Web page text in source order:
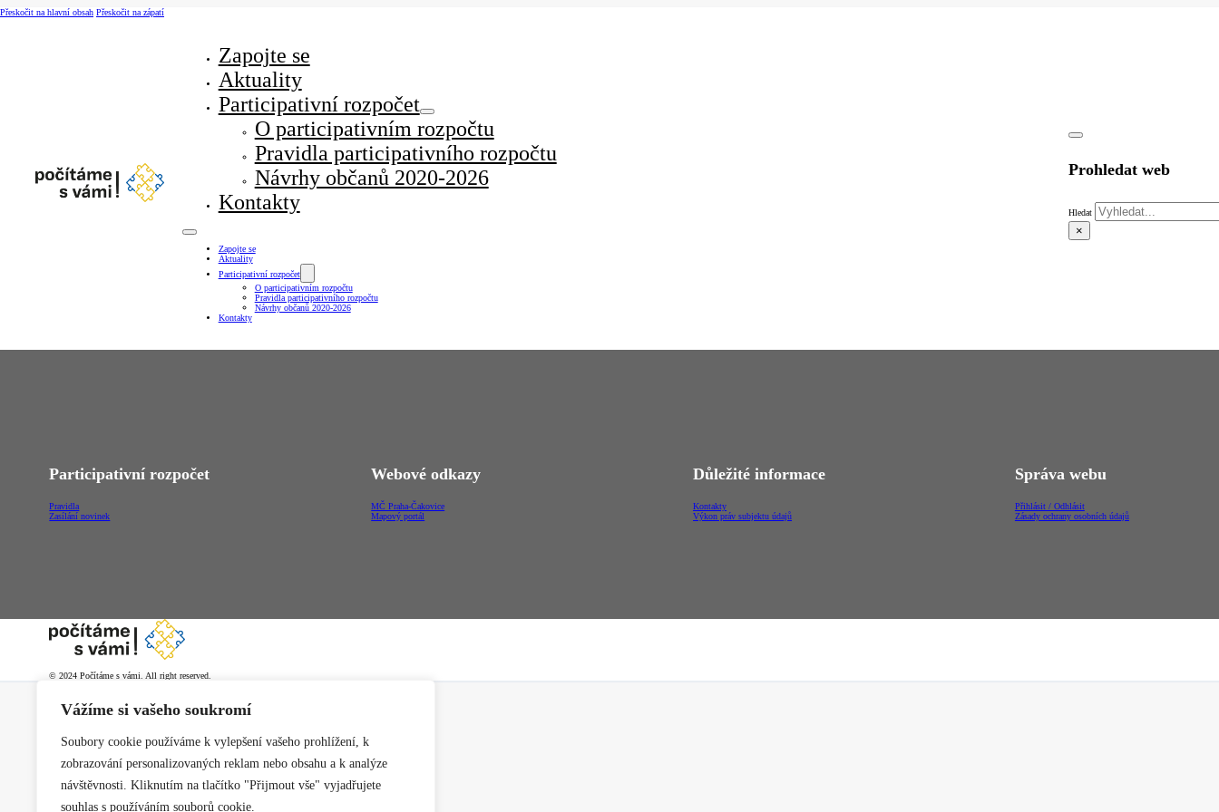
Vážíme si vašeho soukromí
Soubory cookie používáme k vylepšení vašeho prohlížení, k
zobrazování personalizovaných reklam nebo obsahu a k analýze
návštěvnosti. Kliknutím na tlačítko "Přijmout vše" vyjadřujete
souhlas s používáním souborů cookie.
Přeskočit na hlavní obsah Přeskočit na zápatí
Zapojte se
Aktuality
Participativní rozpočet
O participativním rozpočtu
Pravidla participativního rozpočtu
Návrhy občanů 2020-2026
Kontakty
Zapojte se
Aktuality
Participativní rozpočet
O participativním rozpočtu
Pravidla participativního rozpočtu
Návrhy občanů 2020-2026
Kontakty
Prohledat web
Hledat
×
Participativní rozpočet
Pravidla
Zasílání novinek
Webové odkazy
MČ Praha-Čakovice
Mapový portál
Důležité informace
Kontakty
Výkon práv subjektu údajů
Správa webu
Přihlásit / Odhlásit
Zásady ochrany osobních údajů
© 2024 Počítáme s vámi. All right reserved.